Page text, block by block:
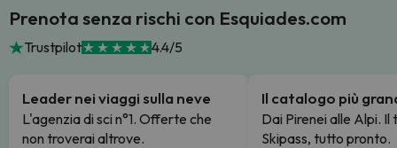
Prenota senza rischi con Esquiades.com
Trustpilot 4.4/5
Leader nei viaggi sulla neve
L'agenzia di sci n°1. Offerte che
non troverai altrove.
Il catalogo più
Dai Pirenei alle Alpi. Il
Skipass, tutto pronto.